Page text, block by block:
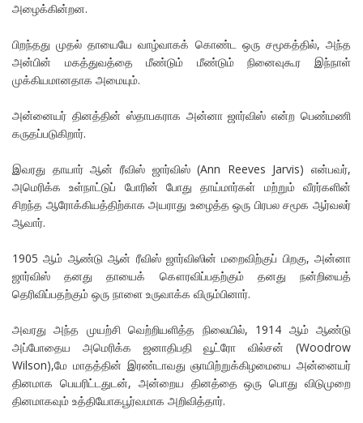
அழைக்கின்றன.
பிறந்தது முதல் தாயையே வாழ்வாகக் கொண்ட ஒரு சமூகத்தில், அந்த
அன்பின் மகத்துவத்தை மீண்டும் மீண்டும் நினைவுகூர இந்நாள்
முக்கியமானதாக அமையும்.
அன்னையர் தினத்தின் ஸ்தாபகராக அன்னா ஜார்விஸ் என்ற பெண்மணி
கருதப்படுகிறார்.
இவரது தாயார் ஆன் ரீவிஸ் ஜார்விஸ் (Ann Reeves Jarvis) என்பவர்,
அமெரிக்க உள்நாட்டுப் போரின் போது தாய்மார்கள் மற்றும் வீரர்களின்
சிறந்த ஆரோக்கியத்திற்காக அயராது உழைத்த ஒரு பிரபல சமூக ஆர்வலர்
ஆவார்.
1905 ஆம் ஆண்டு ஆன் ரீவிஸ் ஜார்விஸின் மறைவிற்குப் பிறகு, அன்னா
ஜார்விஸ் தனது தாயைக் கௌரவிப்பதற்கும் தனது நன்றியைத்
தெரிவிப்பதற்கும் ஒரு நாளை உருவாக்க விரும்பினார்.
அவரது அந்த முயற்சி வெற்றியளித்த நிலையில், 1914 ஆம் ஆண்டு
அப்போதைய அமெரிக்க ஜனாதிபதி வூட்ரோ வில்சன் (Woodrow
Wilson),மே மாதத்தின் இரண்டாவது ஞாயிற்றுக்கிழமையை அன்னையர்
தினமாக பெயரிட்டதுடன், அன்றைய தினத்தை ஒரு பொது விடுமுறை
தினமாகவும் உத்தியோகபூர்வமாக அறிவித்தார்.